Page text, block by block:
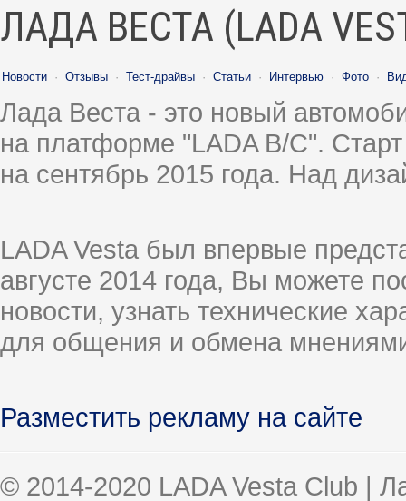
ЛАДА ВЕСТА (LADA
Новости · Отзывы · Тест-драйвы · Статьи · Интервью · Фото ·
Лада Веста - это новый
на платформе "LADA B/C".
на сентябрь 2015 года. Над
LADA Vesta был впервые
августе 2014 года, Вы можете
новости, узнать технические
для общения и обмена
Разместить рекламу на сайте
© 2014-2020 LADA Vesta Club |